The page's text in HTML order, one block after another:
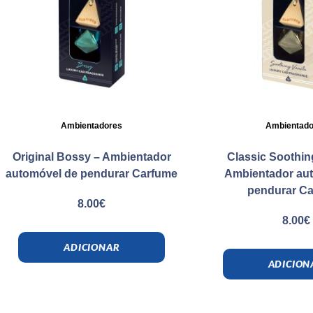
Ambientadores
Original Bossy – Ambientador
automóvel de pendurar Carfume
8.00€
ADICIONAR
Classic
Ambientador
pendurar
8.00€